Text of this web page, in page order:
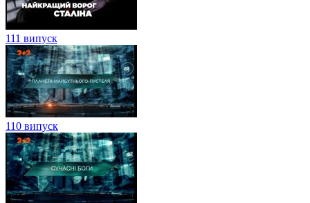
111 випуск
110 випуск